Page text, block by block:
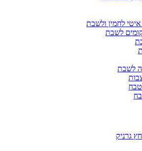
איטי לחמין ולשבת
לשבת
לשבת
גרניק